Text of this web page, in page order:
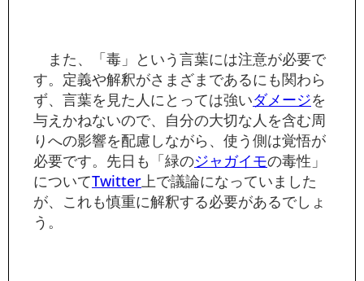
また、「毒」という言葉には注意が必要で
す。定義や解釈がさまざまであるにも関わら
ず、言葉を見た人にとっては強いダメージを
与えかねないので、自分の大切な人を含む周
りへの影響を配慮しながら、使う側は覚悟が
必要です。先日も「緑のジャガイモの毒性」
についてTwitter上で議論になっていました
が、これも慎重に解釈する必要があるでしょ
う。